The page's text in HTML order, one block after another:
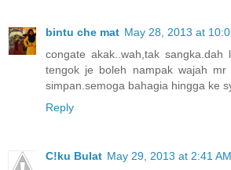
bintu che mat May 28, 2013 at
congate akak..wah,tak sangka.dah
tengok je boleh nampak wajah
simpan.semoga bahagia hingga ke
Reply
C!ku Bulat May 29, 2013 at 2:41 AM